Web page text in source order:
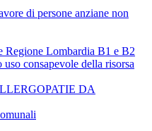
di persone anziane non
Regione Lombardia B1 e B2
consapevole della risorsa
DA